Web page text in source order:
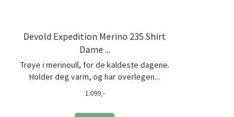
Devold Expedition Merino 235 Shirt
Dame ...
Trøye i merinoull, for de kaldeste dagene.
Holder deg varm, og har overlegen...
1.099,-